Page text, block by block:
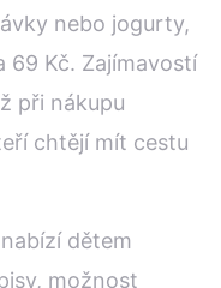
nebo jogurty,
69 Kč. Zajímavostí
při nákupu
chtějí mít cestu
dětem
možnost